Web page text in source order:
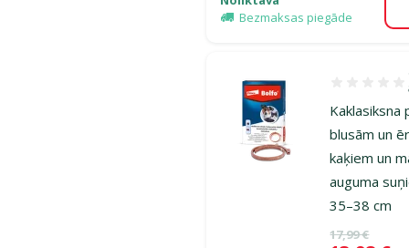
Bezmaksas piegāde
Kaklasiksna
blusām un
kaķiem un
auguma
35–38 cm
Oriģinālā
17,99 €